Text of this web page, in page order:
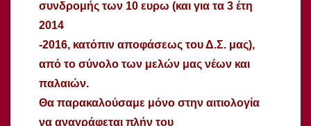
συνδρομής των 10 ευρω (και για τα 3 έτη
2014
-2016, κατόπιν αποφάσεως του Δ.Σ. μας),
από το σύνολο των μελών μας νέων και
παλαιών.
Θα παρακαλούσαμε μόνο στην αιτιολογία
να αναγράφεται πλήν του